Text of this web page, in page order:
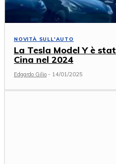
NOVITÀ SULL'AUTO
La Tesla Model Y è
Cina nel 2024
Edgardo Gilio - 14/01/2025